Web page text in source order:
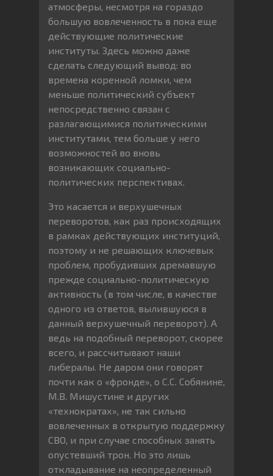
атмосферы, несмотря на гораздо
большую вовлеченность в пока еще
действующие политические
институты. Здесь можно даже
сделать следующий вывод: во
времена коренной ломки, чем
меньше политический субъект
непосредственно связан с
разлагающимися политическими
институтами, тем больше у него
возможностей во вновь
возникающих социально-
политических перспективах.
Это касается и верхушечных
переворотов, как раз происходящих
в рамках действующих институций,
поэтому и не решающих ключевых
проблем, пробудивших дремавшую
прежде социально-политическую
активность (в том числе, в качестве
одного из ответов, вылившуюся в
данный верхушечный переворот). А
ведь на подобный переворот, скорее
всего, и рассчитывают наши
либералы. Не даром они говорят
почти как о «фронде», о С.С. Собянине,
М.В. Мишустине и других
«технократах», не так сильно
вовлеченных в открытую поддержку
СВО, и при случае способных занять
опустевший трон. Но это лишь
откладывание на неопределенный